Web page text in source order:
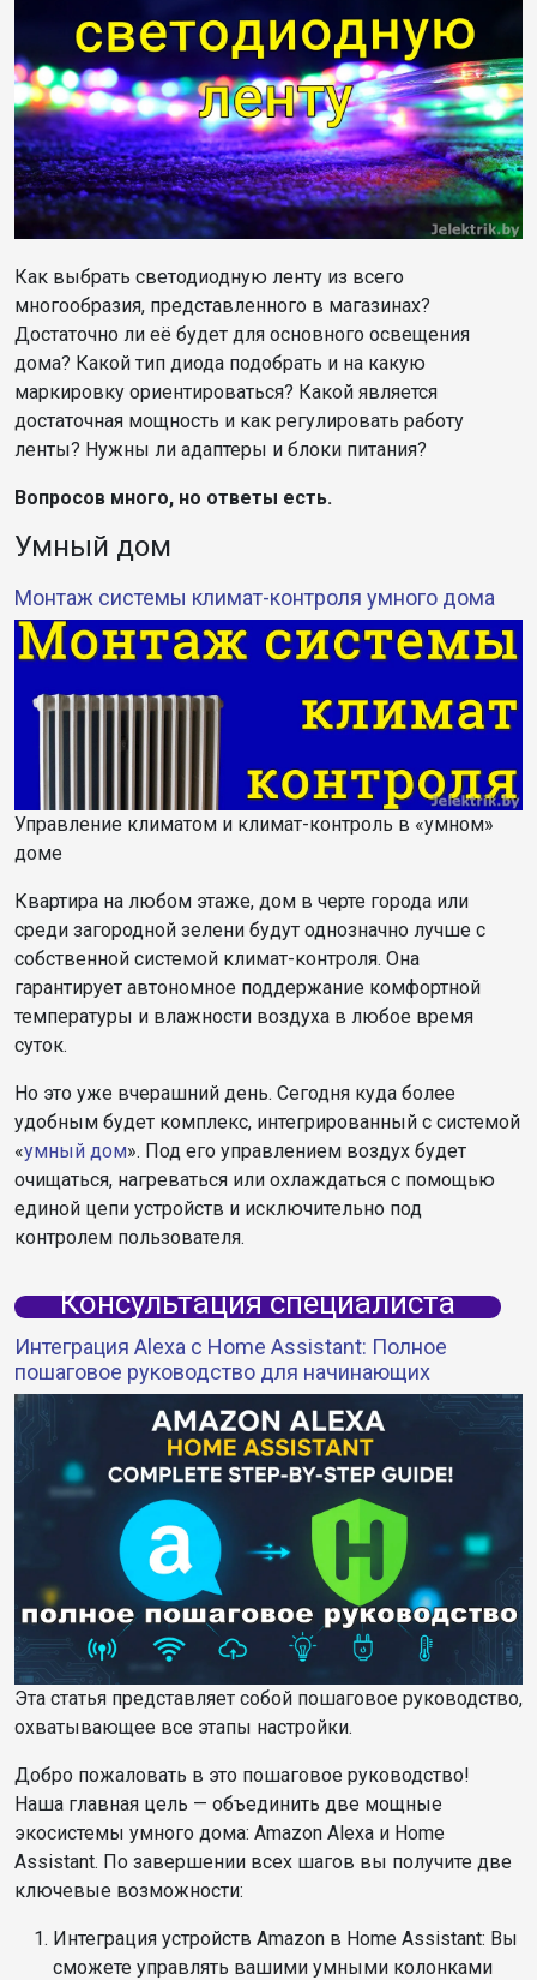
Как выбрать светодиодную ленту из всего
многообразия, представленного в магазинах?
Достаточно ли её будет для основного освещения
дома? Какой тип диода подобрать и на какую
маркировку ориентироваться? Какой является
достаточная мощность и как регулировать работу
ленты? Нужны ли адаптеры и блоки питания?
Вопросов много, но ответы есть.
Умный дом
Монтаж системы климат-контроля умного дома
Управление климатом и климат-контроль в «умном»
доме
Квартира на любом этаже, дом в черте города или
среди загородной зелени будут однозначно лучше с
собственной системой климат-контроля. Она
гарантирует автономное поддержание комфортной
температуры и влажности воздуха в любое время
суток.
Но это уже вчерашний день. Сегодня куда более
удобным будет комплекс, интегрированный с системой
«умный дом». Под его управлением воздух будет
очищаться, нагреваться или охлаждаться с помощью
единой цепи устройств и исключительно под
контролем пользователя.
Консультация специалиста
Интеграция Alexa с Home Assistant: Полное
пошаговое руководство для начинающих
Эта статья представляет собой пошаговое руководство,
охватывающее все этапы настройки.
Добро пожаловать в это пошаговое руководство!
Наша главная цель — объединить две мощные
экосистемы умного дома: Amazon Alexa и Home
Assistant. По завершении всех шагов вы получите две
ключевые возможности:
Интеграция устройств Amazon в Home Assistant: Вы
сможете управлять вашими умными колонками